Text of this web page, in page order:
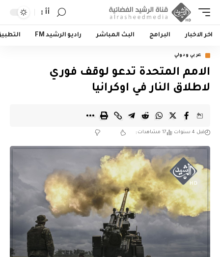
أأ
اخر الاخبار البرامج البث المباشر راديو الرشيد FM
عربي ودولي
الامم المتحدة تدعو لوقف فوري
لاطلاق النار في اوكرانيا
قبل 4 سنوات 17 مشاهدات